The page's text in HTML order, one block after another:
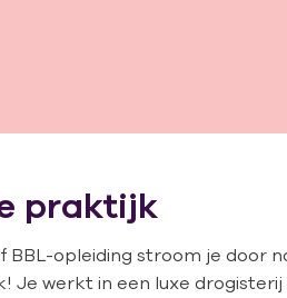
praktijk
BBL-opleiding stroom je door
Je werkt in een luxe